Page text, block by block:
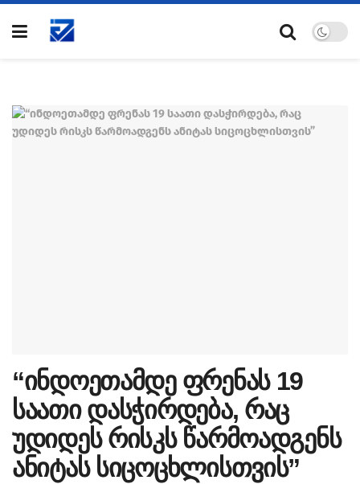
“ინდოეთამდე ფრენას 19
საათი დასჭირდება, რაც
უდიდეს რისკს წარმოადგენს
ანიტას სიცოცხლისთვის”